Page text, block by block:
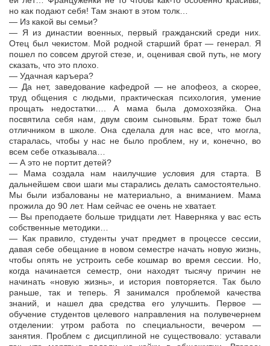
но как подают себя! Там знают в этом толк…
— Из какой вы семьи?
— Я из династии военных, первый гражданский среди них.
Отец был чекистом. Мой родной старший брат — генерал. Я
пошел по совсем другой стезе, и, оценивая свой путь, не могу
сказать, что это плохо.
— Удачная каръера?
— Да нет, заведование кафедрой — не апофеоз, а скорее,
труд общения с людьми, практическая психология, умение
прощать недостатки…. А мама была домохозяйка. Она
посвятила себя нам, двум своим сыновьям. Брат тоже был
отличником в школе. Она сделала для нас все, что могла,
старалась, чтобы у нас не было проблем, ну и, конечно, во
всем себе отказывала…
— А это не портит детей?
— Мама создала нам наилучшие условия для старта. В
дальнейшем свои шаги мы старались делать самостоятельно.
Мы были избалованы не материально, а вниманием. Мама
прожила до 90 лет. Нам сейчас ее очень не хватает.
— Вы преподаете больше тридцати лет. Наверняка у вас есть
собственные методики…
— Как правило, студенты учат предмет в процессе сессии,
давая себе обещание в новом семестре начать новую жизнь,
чтобы опять не устроить себе кошмар во время сессии. Но,
когда начинается семестр, они находят тысячу причин не
начинать «новую жизнь», и история повторяется. Так было
раньше, так и теперь. Я занимался проблемой качества
знаний, и нашел два средства его улучшить. Первое —
обучение студентов целевого направления на полувечернем
отделении: утром работа по специальности, вечером —
занятия. Проблем с дисциплиной не существовало: уставали